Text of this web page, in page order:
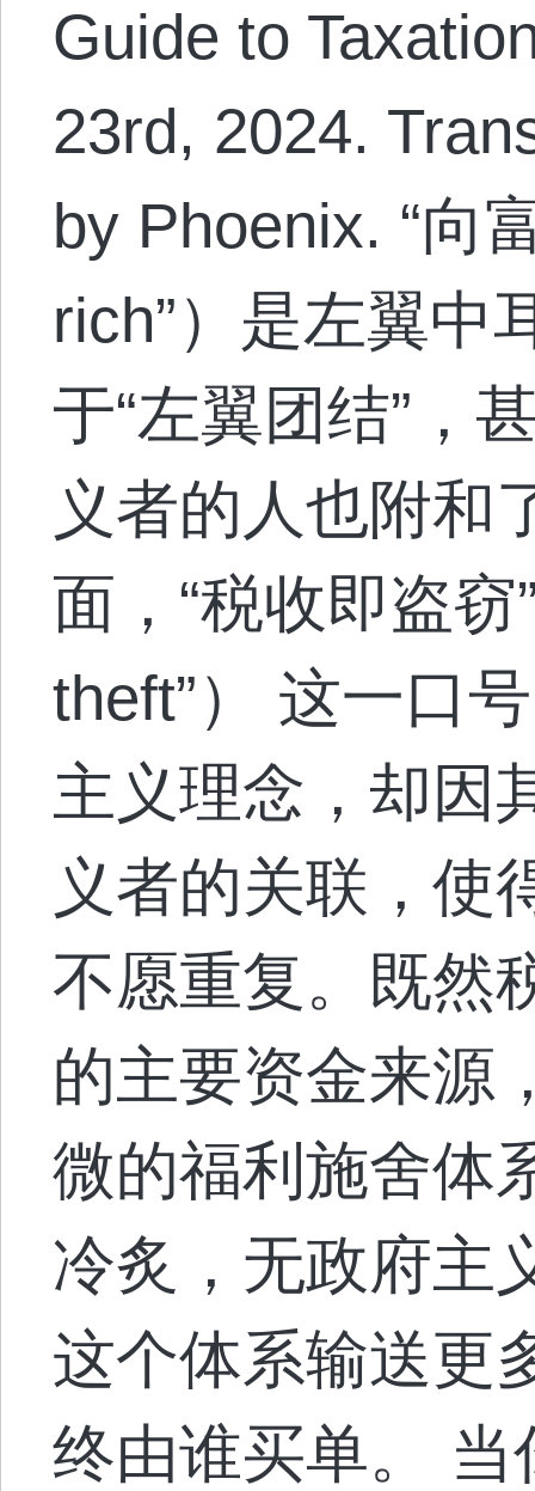
Guide to
23rd, 2024.
by Phoenix. “向
rich”）是左翼中
于“左翼团结”，
义者的人也附和
面，“税收即盗窃
theft”） 这一口
主义理念，却因
义者的关联，使
不愿重复。既然
的主要资金来源
微的福利施舍体
冷炙，无政府主
这个体系输送
终由谁买单。